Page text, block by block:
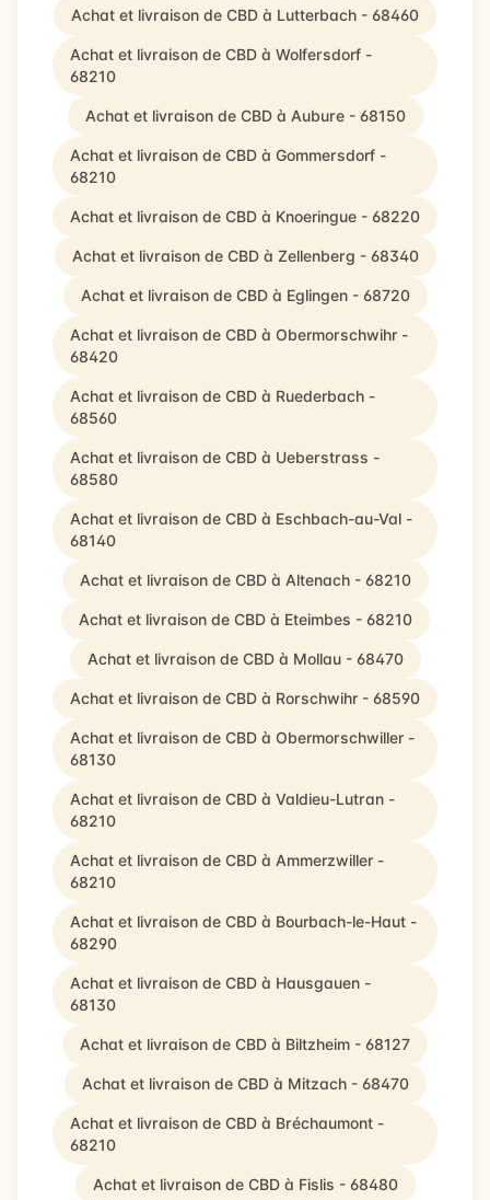
Achat et livraison de CBD à Lutterbach - 68460
Achat et livraison de CBD à Wolfersdorf -
68210
Achat et livraison de CBD à Aubure - 68150
Achat et livraison de CBD à Gommersdorf -
68210
Achat et livraison de CBD à Knoeringue - 68220
Achat et livraison de CBD à Zellenberg - 68340
Achat et livraison de CBD à Eglingen - 68720
Achat et livraison de CBD à Obermorschwihr -
68420
Achat et livraison de CBD à Ruederbach -
68560
Achat et livraison de CBD à Ueberstrass -
68580
Achat et livraison de CBD à Eschbach-au-Val -
68140
Achat et livraison de CBD à Altenach - 68210
Achat et livraison de CBD à Eteimbes - 68210
Achat et livraison de CBD à Mollau - 68470
Achat et livraison de CBD à Rorschwihr - 68590
Achat et livraison de CBD à Obermorschwiller -
68130
Achat et livraison de CBD à Valdieu-Lutran -
68210
Achat et livraison de CBD à Ammerzwiller -
68210
Achat et livraison de CBD à Bourbach-le-Haut -
68290
Achat et livraison de CBD à Hausgauen -
68130
Achat et livraison de CBD à Biltzheim - 68127
Achat et livraison de CBD à Mitzach - 68470
Achat et livraison de CBD à Bréchaumont -
68210
Achat et livraison de CBD à Fislis - 68480